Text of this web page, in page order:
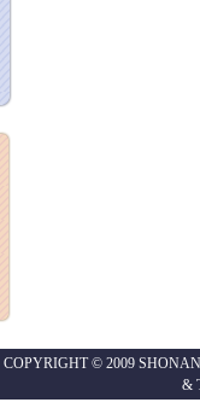
COPYRIGHT © 2009
&